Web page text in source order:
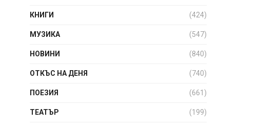
КНИГИ (424)
МУЗИКА (547)
НОВИНИ (840)
ОТКЪС НА ДЕНЯ (740)
ПОЕЗИЯ (661)
ТЕАТЪР (199)